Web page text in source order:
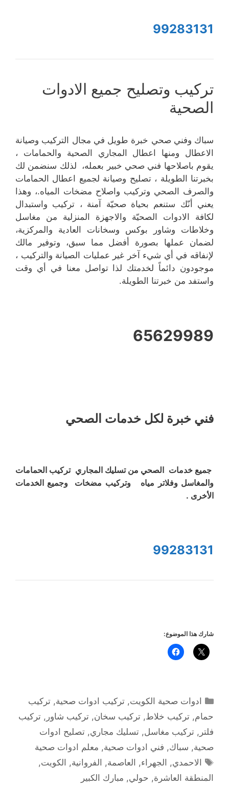
99283131
تركيب وتصليح جميع الادوات
الصحية
سباك وفني صحي خبرة طويل في مجال التركيب وصيانة
الاعطال ومنها اعطال المجاري الصحية والحمامات ،
يقوم باصلاحها فني صحي خبير بعمله، لذلك سنضمن لك
بخبرتنا الطويلة ، تصليح وصيانة لجميع اعطال الحمامات
والصرف الصحي وتركيب واصلاح مضخات المياه.، وهذا
يعني أنّك ستنعم بحياة صحيّة آمنة ، تركيب واستبدال
لكافة الادوات الصحيّة والاجهزة المنزلية من مغاسل
وخلاطات وشاور بوكس وسخانات العادية والمركزية،
لضمان عملها بصورة أفضل مما سبق، وتوفير مالك
لإنفاقه في أي شيء آخر غير عمليات الصيانة والتركيب ،
موجودون دائماً لخدمتك لذا تواصل معنا في أي وقت
واستفد من خبرتنا الطويلة.
65629989
فني خبرة لكل خدمات الصحي
جميع خدمات الصحي من تسليك المجاري تركيب الحمامات
والمغاسل وفلاتر مياه وتركيب مضخات وجميع الخدمات
الأخرى .
99283131
شارك هذا الموضوع:
التصنيفات
ادوات صحية الكويت,تركيب ادوات صحية,تركيب
حمام, تركيب خلاط, تركيب سخان, تركيب شاور , تركيب
فلتر , تركيب مغاسل, تسليك مجاري, تصليح ادوات
صحية, سباك, فني ادوات صحية, معلم ادوات صحية
الوسوم
الاحمدي, الجهراء, العاصمة, الفروانية, الكويت,
المنطقة العاشرة, حولي, مبارك الكبير